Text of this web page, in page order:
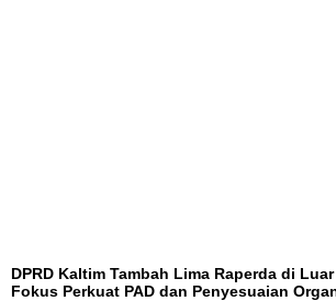
DPRD Kaltim Tambah Lima Raperda di
Fokus Perkuat PAD dan Penyesuaian